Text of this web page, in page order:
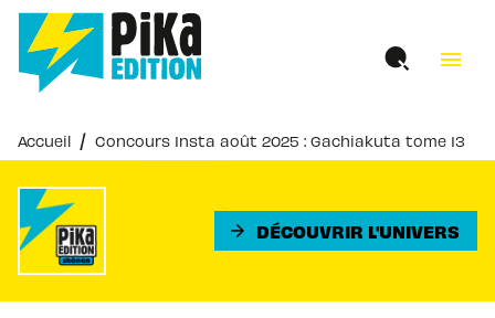
MENU RECHERCHE
PIED DE PAGE
menu
Accueil / Concours Insta août 2025 : Gachiakuta tome 13
arrow_forward DÉCOUVRIR L'UNIVERS